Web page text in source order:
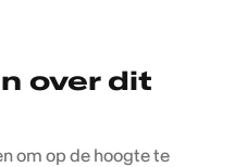
over dit
om op de hoogte te